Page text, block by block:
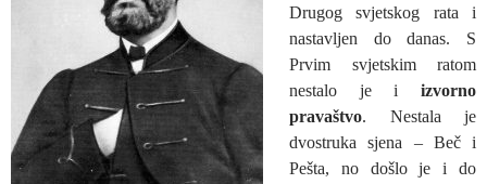
Drugog svjetskog rata i
nastavljen do danas. S
Prvim svjetskim ratom
nestalo je i izvorno
pravaštvo. Nestala je
dvostruka sjena – Beč i
Pešta, no došlo je i do